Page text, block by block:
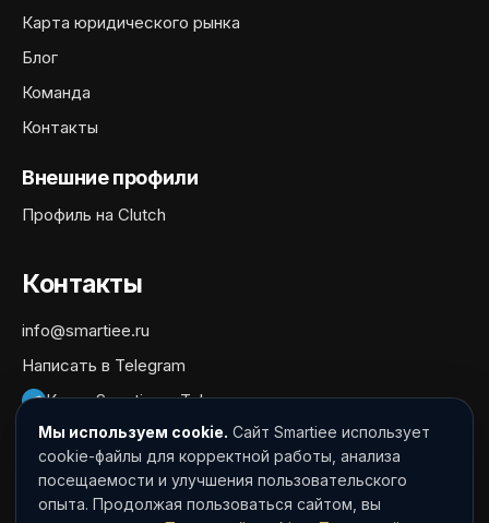
Карта юридического рынка
Блог
Команда
Контакты
Внешние профили
Профиль на Clutch
Контакты
info@smartiee.ru
Написать в Telegram
Канал Smartiee в Telegram
Документы
Политика обработки персональных данных
Мы используем cookie. Сайт Smartiee использует
cookie-файлы для корректной работы, анализа
посещаемости и улучшения пользовательского
опыта. Продолжая пользоваться сайтом, вы